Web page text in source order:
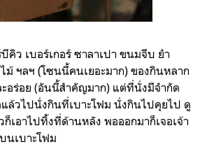
คิว เบอร์เกอร์ ซาลาเปา ขนมจีบ ยำ
ฯลฯ (โซนนี้คนเยอะมาก) ของกินหลาก
อร่อย (อันนี้สำคัญมาก) แต่ที่นั่งมีจำกัด
แล้วไปนั่งกินที่เบาะโฟม นั่งกินไปคุยไป ดู
เอาไปทิ้งที่ด้านหลัง พอออกมาก็เจอเจ้า
นเบาะโฟม